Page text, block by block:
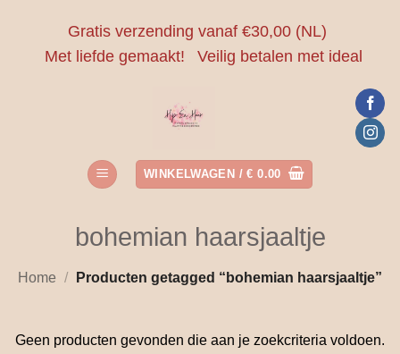
Gratis verzending vanaf €30,00 (NL)
Met liefde gemaakt!
Veilig betalen met ideal
WINKELWAGEN /€ 0.00
bohemian haarsjaaltje
Home / Producten getagged “bohemian haarsjaaltje”
Geen producten gevonden die aan je zoekcriteria voldoen.